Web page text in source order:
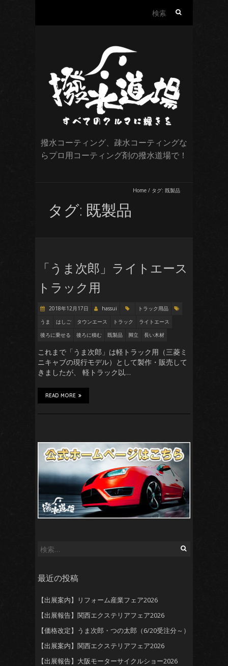
撥水コーティング、疎水コーティングな
らプロ用コーティング剤の撥水道場で！
Home / タグ: 既製品
タグ: 既製品
「うま次郎」ライトエース
トラック用
2018年12月17日 hassui
トラック用品
うま
はしご タウンエース トラック
ライトエース
後ろに乗せる
後ろに積む 既製品 脚立 長い木材
これまで「うま次郎」は軽トラック用（三菱ミ
ニキャブの現行モデル）として製作・販売して
きましたが、 軽トラック以…
READ MORE
検
最近の投稿
【出展案内】リフォーム産業フェア2026
【出展報告】関西エクステリアフェア2026
【価格改定】うま次郎・つの太郎（6/20受注分～）
【出展案内】関西エクステリアフェア2026
【出展報告】大阪モーターサイクルショー2026